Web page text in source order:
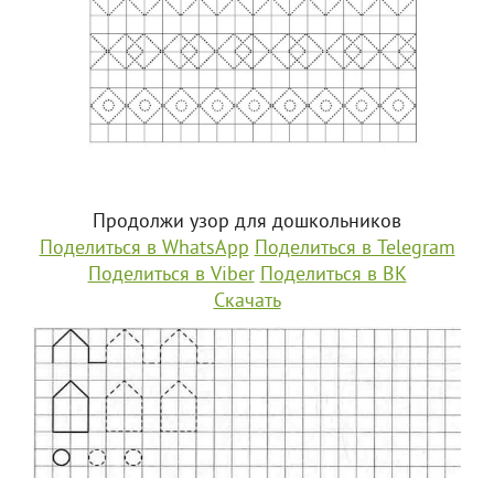
Продолжи узор для дошкольников
Поделиться в WhatsApp Поделиться в Telegram
Поделиться в Viber Поделиться в ВК
Скачать